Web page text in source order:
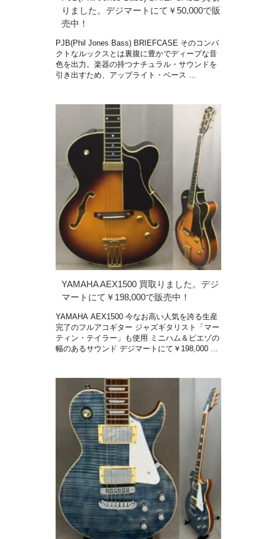
りました。デジマートにて￥50,000で販
売中！
PJB(Phil Jones Bass) BRIEFCASE そのコンパ
クトなルックスとは裏腹に豊かでディープな音
色を出力。楽器の持つナチュラル・サウンドを
引き出すため、アップライト・ベース …
YAMAHA AEX1500 買取りました。デジ
マートにて￥198,000で販売中！
YAMAHA AEX1500 今なお高い人気を誇る生産
完了のフルアコギター ジャズギタリスト「マー
ティン・テイラー」も使用 ミニハム＆ピエゾの
幅のあるサウンド デジマートにて￥198,000 …